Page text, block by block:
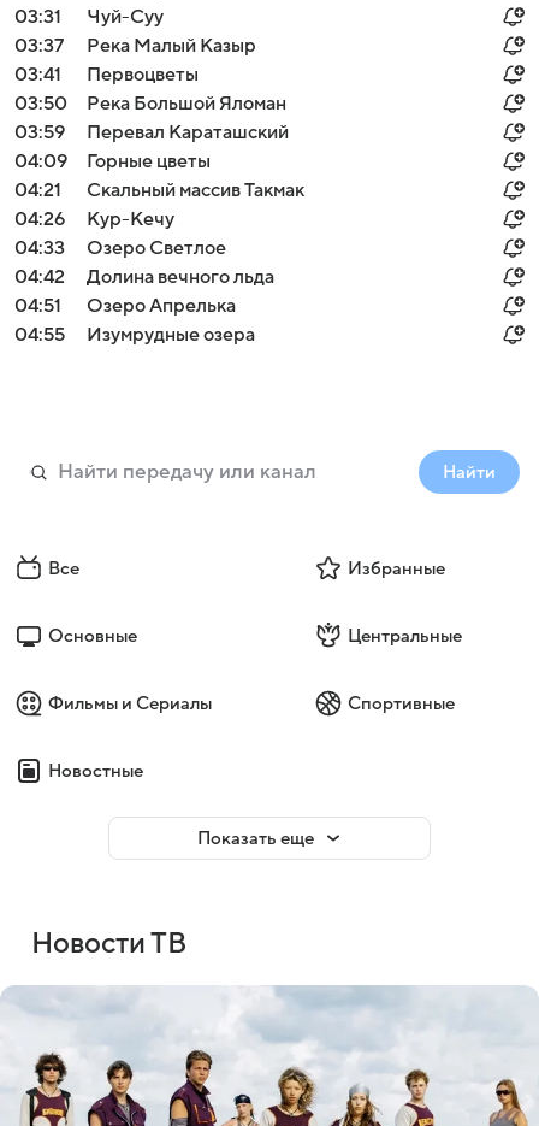
03:31
Чуй-Суу
03:37
Река Малый Казыр
03:41
Первоцветы
03:50
Река Большой Яломан
03:59
Перевал Караташский
04:09
Горные цветы
04:21
Скальный массив Такмак
04:26
Кур-Кечу
04:33
Озеро Светлое
04:42
Долина вечного льда
04:51
Озеро Апрелька
04:55
Изумрудные озера
Найти
Все Избранные
Основные Центральные
Фильмы и Сериалы Спортивные
Новостные
Показать еще
Новости ТВ